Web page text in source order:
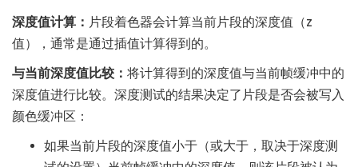
深度值计算： 片段着色器会计算当前片段的深度值（z
值），通常是通过插值计算得到的。
与当前深度值比较： 将计算得到的深度值与当前帧缓冲中的
深度值进行比较。深度测试的结果决定了片段是否会被写入
颜色缓冲区：
如果当前片段的深度值小于（或大于，取决于深度测